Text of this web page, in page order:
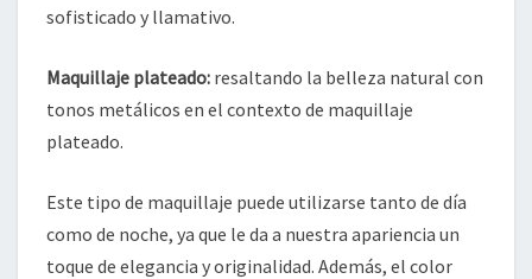
sofisticado y llamativo.
Maquillaje plateado: resaltando la belleza natural con
tonos metálicos en el contexto de maquillaje
plateado.
Este tipo de maquillaje puede utilizarse tanto de día
como de noche, ya que le da a nuestra apariencia un
toque de elegancia y originalidad. Además, el color